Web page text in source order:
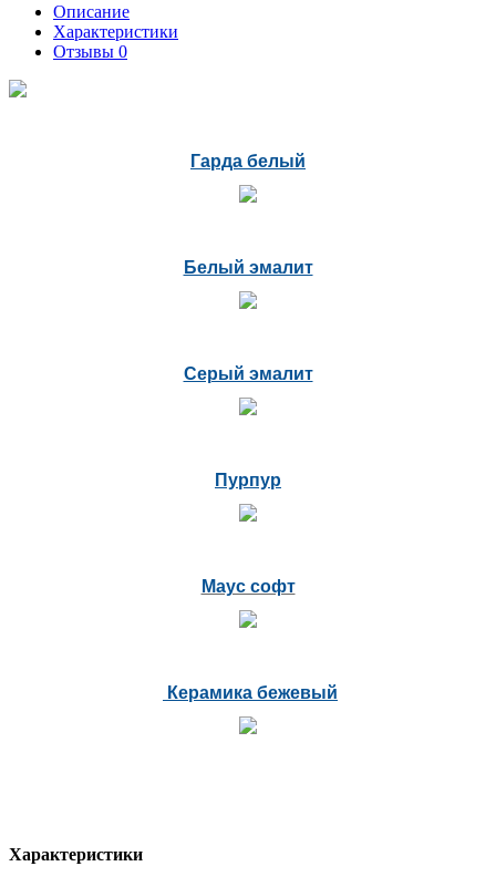
Описание
Характеристики
Отзывы 0
Гарда белый
Белый эмалит
Серый эмалит
Пурпур
Маус софт
Керамика бежевый
Характеристики